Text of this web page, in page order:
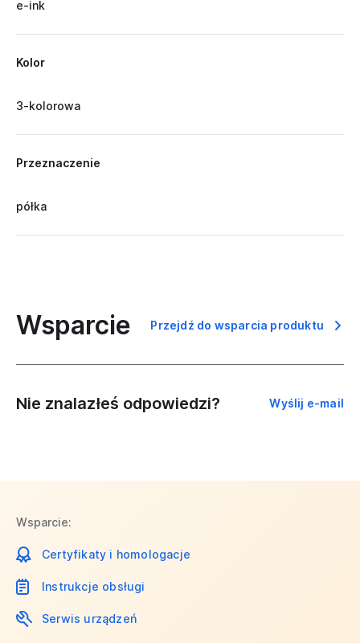
e-ink
Kolor
3-kolorowa
Przeznaczenie
półka
Wsparcie Przejdź do wsparcia produktu
Nie znalazłeś odpowiedzi? Wyślij e-mail
Wsparcie:
Certyfikaty i homologacje
Instrukcje obsługi
Serwis urządzeń